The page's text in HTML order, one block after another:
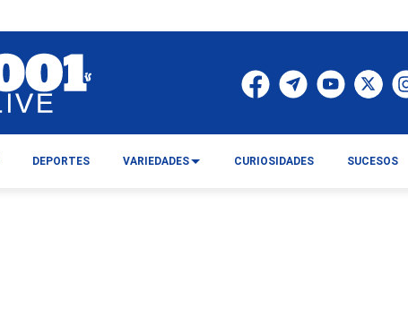
DEPORTES VARIEDADES CURIOSIDADES SUCESOS